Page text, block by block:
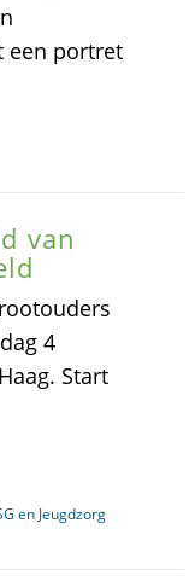
een portret
van
4
Start
en Jeugdzorg